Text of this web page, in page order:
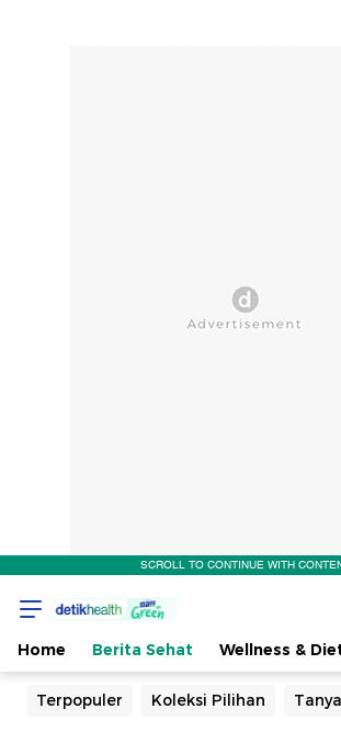
SCROLL TO CONTINUE WITH
Home Berita Sehat Wellness &
Terpopuler Koleksi Pilihan